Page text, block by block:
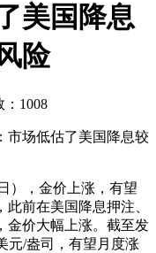
美国降息
险
：1008
市场低估了美国降息较
），金价上涨，有望
前在美国降息押注、
金价大幅上涨。截至发
元/盎司，有望月度涨